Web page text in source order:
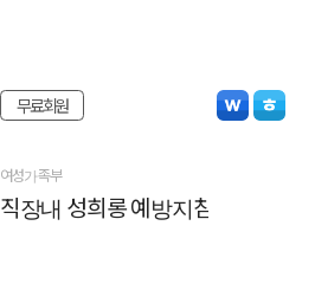
무료회원
여성가족부
직장내 성희롱 예방지침